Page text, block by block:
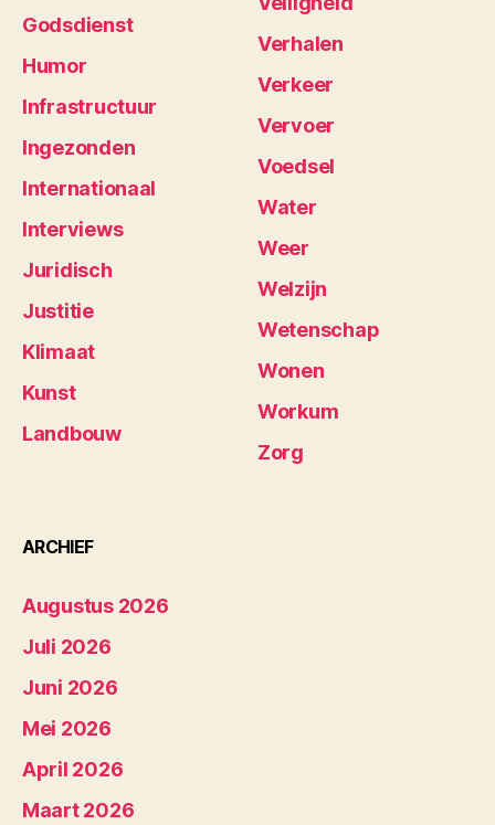
Godsdienst
Humor
Infrastructuur
Ingezonden
Internationaal
Interviews
Juridisch
Justitie
Klimaat
Kunst
Landbouw
Verhalen
Verkeer
Vervoer
Voedsel
Water
Weer
Welzijn
Wetenschap
Wonen
Workum
Zorg
ARCHIEF
Augustus 2026
Juli 2026
Juni 2026
Mei 2026
April 2026
Maart 2026